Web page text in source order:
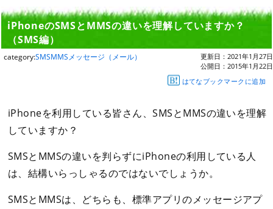
iPhoneのSMSとMMSの違いを理解していますか？
（SMS編）
category:SMSMMSメッセージ（メール） 更新日： 2021年1月27日
公開日： 2015年1月22日
はてなブックマークに追加
iPhoneを利用している皆さん、SMSとMMSの違いを理解
していますか？
SMSとMMSの違いを判らずにiPhoneの利用している人
は、結構いらっしゃるのではないでしょうか。
SMSとMMSは、どちらも、標準アプリのメッセージアプ